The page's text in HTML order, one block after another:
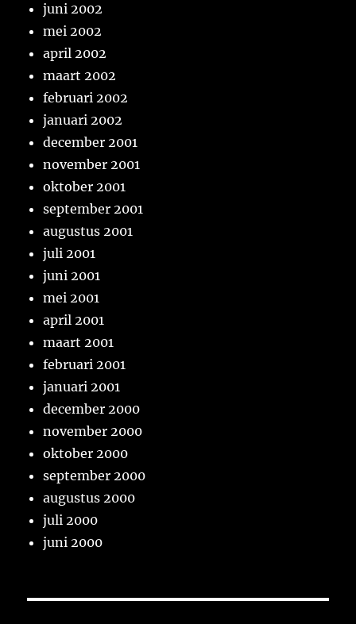
juni 2002
mei 2002
april 2002
maart 2002
februari 2002
januari 2002
december 2001
november 2001
oktober 2001
september 2001
augustus 2001
juli 2001
juni 2001
mei 2001
april 2001
maart 2001
februari 2001
januari 2001
december 2000
november 2000
oktober 2000
september 2000
augustus 2000
juli 2000
juni 2000